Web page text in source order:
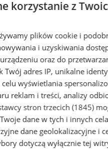
korzystanie z
plików cookie i
i uzyskiwania
oraz do
Twój adres IP, unikalne
wyświetlania
reklam i treści, analizy
stron trzecich (1845)
dane w tych i innych
dane geolokalizacyjne i
dotyczą wyłącznie tej